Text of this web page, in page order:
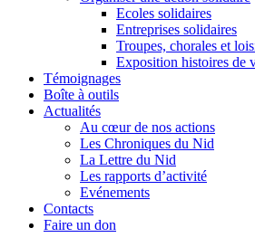
Ecoles solidaires
Entreprises solidaires
Troupes, chorales et
Exposition histoires de
Témoignages
Boîte à outils
Actualités
Au cœur de nos actions
Les Chroniques du Nid
La Lettre du Nid
Les rapports d’activité
Evénements
Contacts
Faire un don